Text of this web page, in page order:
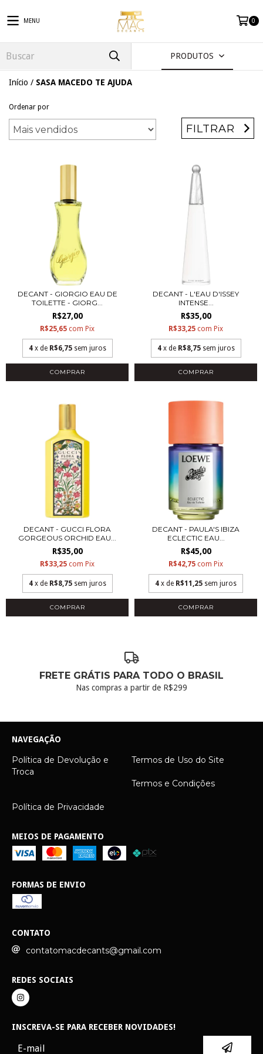
MENU 0
PRODUTOS
Início / SASA MACEDO TE AJUDA
Ordenar por
FILTRAR
DECANT - GIORGIO EAU DE
TOILETTE - GIORG...
R$27,00
R$25,65 com Pix
4 x de R$6,75 sem juros
COMPRAR
DECANT - L'EAU D'ISSEY
INTENSE...
R$35,00
R$33,25 com Pix
4 x de R$8,75 sem juros
COMPRAR
DECANT - GUCCI FLORA
GORGEOUS ORCHID EAU...
R$35,00
R$33,25 com Pix
4 x de R$8,75 sem juros
COMPRAR
DECANT - PAULA'S IBIZA
ECLECTIC EAU...
R$45,00
R$42,75 com Pix
4 x de R$11,25 sem juros
COMPRAR
FRETE GRÁTIS PARA TODO O BRASIL
Nas compras a partir de R$299
NAVEGAÇÃO
Política de Devolução e
Troca
Termos de Uso do Site
Termos e Condições
Política de Privacidade
MEIOS DE PAGAMENTO
FORMAS DE ENVIO
CONTATO
contatomacdecants@gmail.com
REDES SOCIAIS
INSCREVA-SE PARA RECEBER NOVIDADES!